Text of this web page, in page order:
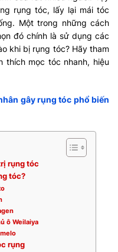
rụng tóc, lấy lại mái tóc
Một trong những cách
đó chính là sử dụng các
khi bị rụng tóc? Hãy tham
mọc tóc nhanh, hiệu
gây rụng tóc phổ biến
rụng tóc
tóc?
ô Weilaiya
rụng